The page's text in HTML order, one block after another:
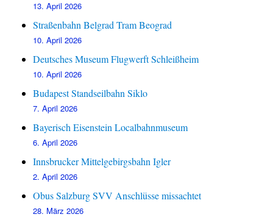
13. April 2026
Straßenbahn Belgrad Tram Beograd
10. April 2026
Deutsches Museum Flugwerft Schleißheim
10. April 2026
Budapest Standseilbahn Siklo
7. April 2026
Bayerisch Eisenstein Localbahnmuseum
6. April 2026
Innsbrucker Mittelgebirgsbahn Igler
2. April 2026
Obus Salzburg SVV Anschlüsse missachtet
28. März 2026